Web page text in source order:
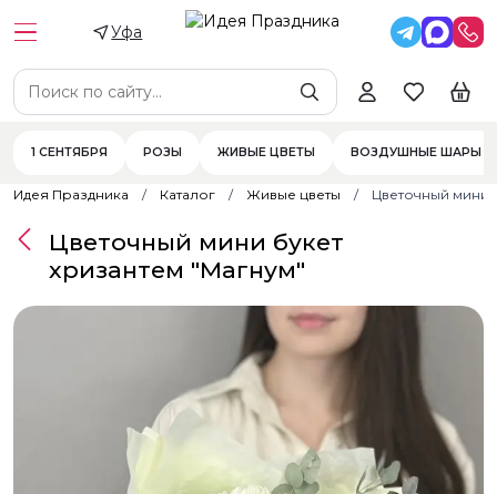
Уфа
1 СЕНТЯБРЯ РОЗЫ ЖИВЫЕ ЦВЕТЫ ВОЗДУШНЫЕ ШАРЫ
Идея Праздника Каталог Живые цветы Цветочный мини
Цветочный мини букет
хризантем "Магнум"